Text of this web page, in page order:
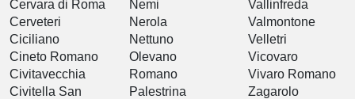
Cervara di Roma
Cerveteri
Ciciliano
Cineto Romano
Civitavecchia
Civitella San
Nemi
Nerola
Nettuno
Olevano
Romano
Palestrina
Vallinfreda
Valmontone
Velletri
Vicovaro
Vivaro Romano
Zagarolo